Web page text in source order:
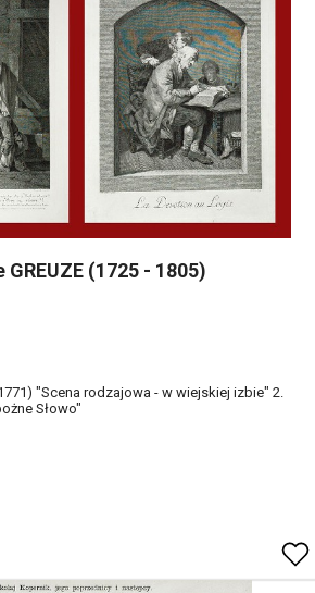
(1725 - 1805)
"Scena rodzajowa - w wiejskiej izbie" 2.
Słowo"